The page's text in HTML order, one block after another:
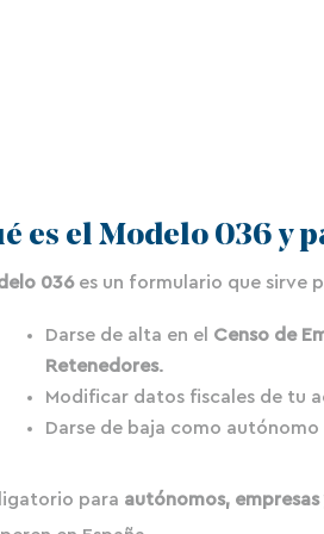
es el Modelo 036 y
036es un formulario que sirve
Darse de alta en el Censo de
Retenedores.
Modificar datos fiscales de tu
Darse de baja como autónomo
para autónomos,